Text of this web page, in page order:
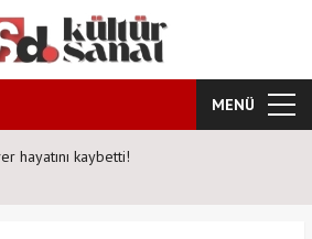
MENÜ
hayatını kaybetti!